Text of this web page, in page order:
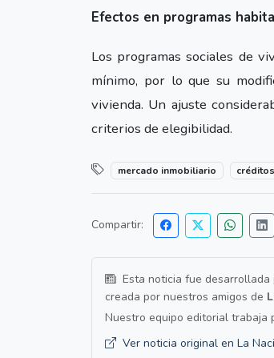
Efectos en programas
Los programas sociales de
mínimo, por lo que su
vivienda. Un ajuste
criterios de elegibilidad.
mercado inmobiliario
Compartir:
Esta noticia fue
creada por nuestros amigos de
Nuestro equipo editorial trabaja
Ver noticia original en La